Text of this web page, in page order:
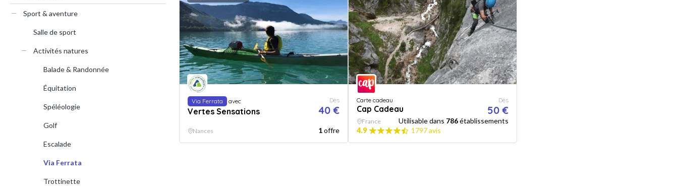
Sport & aventure
Salle de sport
Activités natures
Balade & Randonnée
Équitation
Spéléologie
Golf
Escalade
Via Ferrata
Trottinette
Via Ferrata avec
Vertes Sensations
Dès
40 €
Nances 1offre
Carte cadeau
Cap Cadeau
Dès
50 €
France Utilisable dans 786établissements
4.9
1797 avis